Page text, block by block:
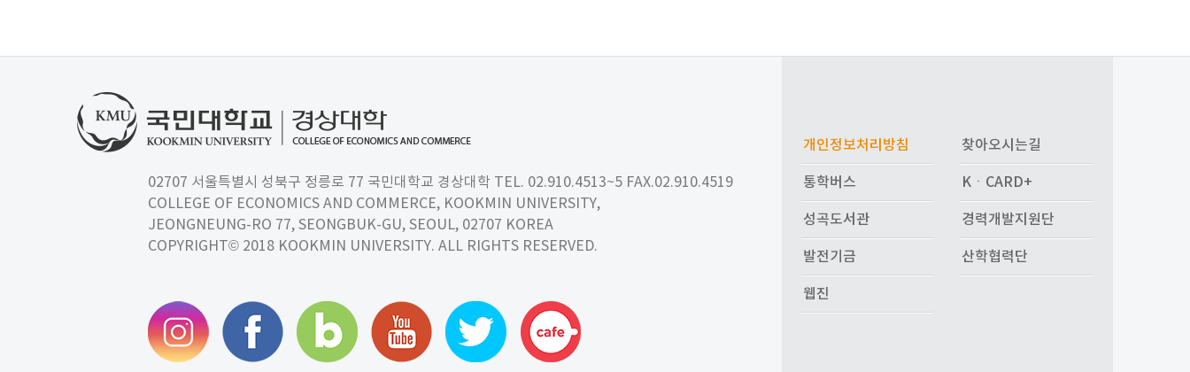
02707 서울특별시 성북구 정릉로 77 국민대학교 경상대학 TEL. 02.910.4513~5 FAX.02.910.4519
COLLEGE OF ECONOMICS AND COMMERCE, KOOKMIN UNIVERSITY,
JEONGNEUNG-RO 77, SEONGBUK-GU, SEOUL, 02707 KOREA
COPYRIGHT© 2018 KOOKMIN UNIVERSITY. ALL RIGHTS RESERVED.
개인정보처리방침 찾아오시는길
통학버스 KㆍCARD+
성곡도서관 경력개발지원단
발전기금 산학협력단
웹진